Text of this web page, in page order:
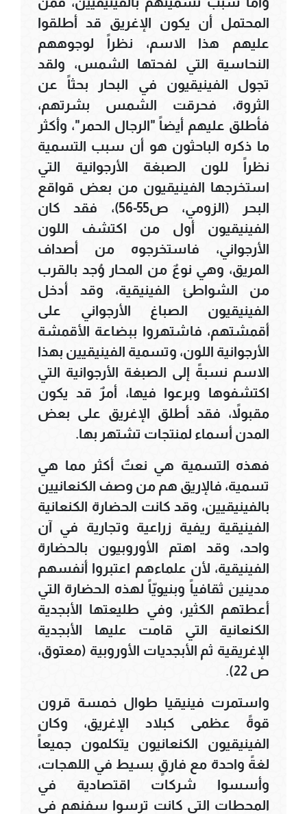
المحتمل أن يكون الإغريق قد أطلقوا
عليهم هذا الاسم، نظراً لوجوههم
النحاسية التي لفحتها الشمس، ولقد
تجول الفينيقيون في البحار بحثاً عن
الثروة، فحرقت الشمس بشرتهم،
فأطلق عليهم أيضاً "الرجال الحمر"، وأكثر
ما ذكره الباحثون هو أن سبب التسمية
نظراً للون الصبغة الأرجوانية التي
استخرجها الفينيقيون من بعض قواقع
البحر (الزومي، ص55-56)، فقد كان
الفينيقيون أول من اكتشف اللون
الأرجواني، فاستخرجوه من أصداف
المريق، وهي نوعٌ من المحار وُجد بالقرب
من الشواطئ الفينيقية، وقد أدخل
الفينيقيون الصباغ الأرجواني على
أقمشتهم، فاشتهروا ببضاعة الأقمشة
الأرجوانية اللون، وتسمية الفينيقيين بهذا
الاسم نسبةً إلى الصبغة الأرجوانية التي
اكتشفوها وبرعوا فيها، أمرٌ قد يكون
مقبولاً، فقد أطلق الإغريق على بعض
المدن أسماء لمنتجات تشتهر بها.
فهذه التسمية هي نعتٌ أكثر مما هي
تسمية، فالإريق هم من وصف الكنعانيين
بالفينيقيين، وقد كانت الحضارة الكنعانية
الفينيقية ريفية زراعية وتجارية في آن
واحد، وقد اهتم الأوروبيون بالحضارة
الفينيقية، لأن علماءهم اعتبروا أنفسهم
مدينين ثقافياً وبنيويّاً لهذه الحضارة التي
أعطتهم الكثير، وفي طليعتها الأبجدية
الكنعانية التي قامت عليها الأبجدية
الإغريقية ثم الأبجديات الأوروبية (معتوق،
ص 22).
واستمرت فينيقيا طوال خمسة قرون
قوةً عظمى كبلاد الإغريق، وكان
الفينيقيون الكنعانيون يتكلمون جميعاً
لغةً واحدة مع فارقٍ بسيط في اللهجات،
وأسسوا شركات اقتصادية في
المحطات التي كانت ترسوا سفنهم في